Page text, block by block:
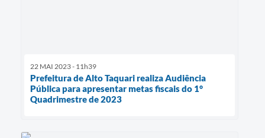
22 MAI 2023 - 11h39
Prefeitura de Alto Taquari realiza Audiência
Pública para apresentar metas fiscais do 1°
Quadrimestre de 2023